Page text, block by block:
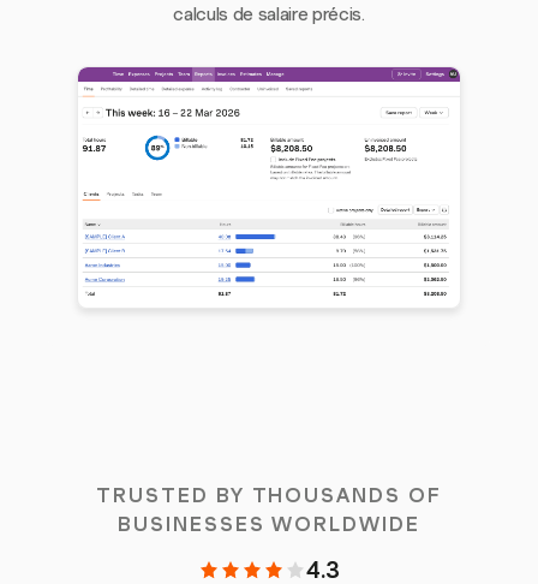
calculs de salaire précis.
TRUSTED BY THOUSANDS OF
BUSINESSES WORLDWIDE
4.3